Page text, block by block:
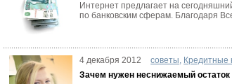
Интернет предлагает на
по банковским сферам. Благодаря
4 декабря 2012 советы, Кредитные
Зачем нужен неснижаемый остаток